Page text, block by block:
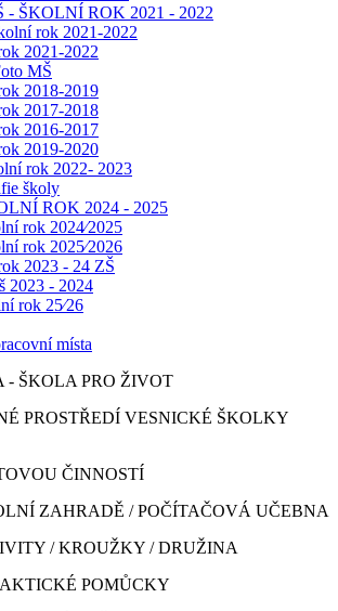
- ŠKOLNÍ ROK 2021 - 2022
rok 2021-2022
2021-2022
MŠ
2018-2019
2017-2018
2016-2017
2019-2020
rok 2022- 2023
školy
ROK 2024 - 2025
rok 2024⁄2025
rok 2025⁄2026
2023 - 24 ZŠ
2023 - 2024
rok 25⁄26
místa
ŠKOLA PRO ŽIVOT
PROSTŘEDÍ VESNICKÉ ŠKOLKY
ČINNOSTÍ
ZAHRADĚ / POČÍTAČOVÁ UČEBNA
/ KROUŽKY / DRUŽINA
POMŮCKY